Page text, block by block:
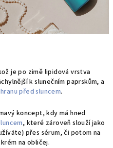
je po zimě lipidová vrstva
k slunečním paprskům, a
před sluncem.
koncept, kdy má hned
, které zároveň slouží jako
přes sérum, či potom na
na obličej.